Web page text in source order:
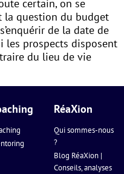
certain, on se
la question du budget
de la date de
les prospects disposent
du lieu de vie
RéaXion
Qui sommes-nous
?
Blog RéaXion |
Conseils, analyses